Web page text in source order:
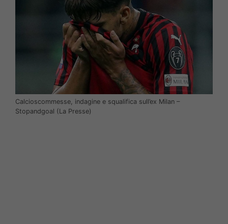
Calcioscommesse, indagine e squalifica sull’ex Milan –
Stopandgoal (La Presse)